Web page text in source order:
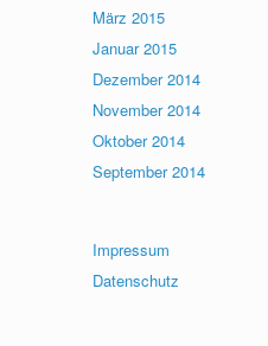
März 2015
Januar 2015
Dezember 2014
November 2014
Oktober 2014
September 2014
Impressum
Datenschutz